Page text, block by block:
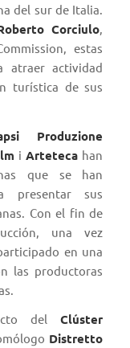
del sur de Italia.
Corciulo
estas
atraer actividad
turística de sus
Produzione
i Arteteca han
que se han
presentar sus
Con el fin de
una vez
en una
las productoras
delClúster
Distretto